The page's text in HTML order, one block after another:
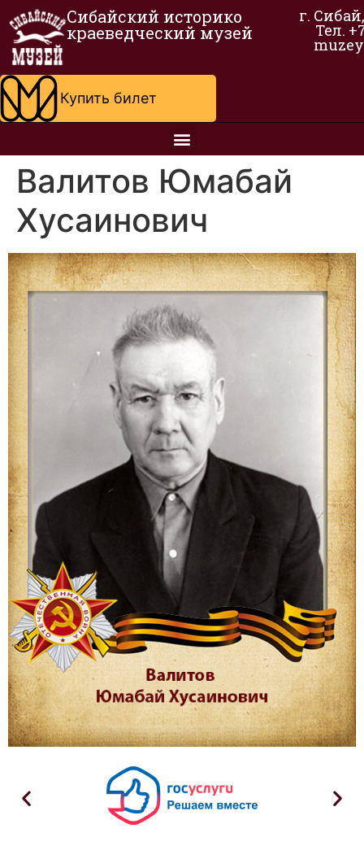
Сибайский историко
краеведческий музей
г.
Тел.
Купить билет
Валитов Юмабай
Хусаинович